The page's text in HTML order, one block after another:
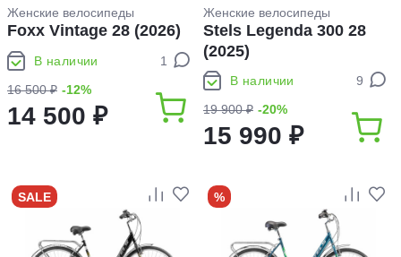
Женские велосипеды
Foxx Vintage 28 (2026)
В наличии
1
16 500 ₽ -12%
14 500 ₽
Женские велосипеды
Stels Legenda 300 28
(2025)
В наличии
9
19 900 ₽ -20%
15 990 ₽
SALE %